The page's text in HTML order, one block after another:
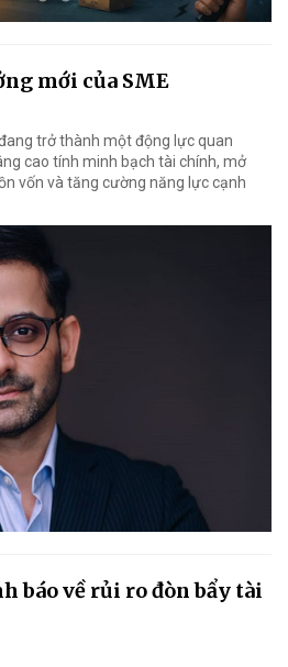
mới của SME
trở thành một động lực quan
cao tính minh bạch tài chính, mở
vốn và tăng cường năng lực cạnh
báo về rủi ro đòn bẩy tài